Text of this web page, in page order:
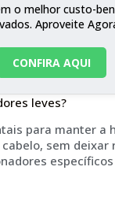
o melhor custo-
Aproveite
CONFIRA AQUI
leves?
para manter a
sem